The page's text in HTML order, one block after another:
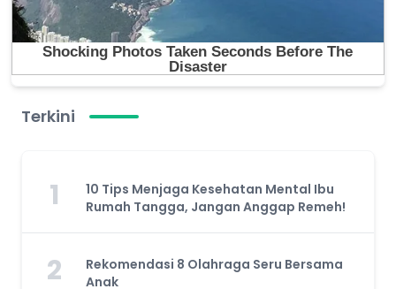
Terkini
1
10 Tips Menjaga Kesehatan Mental Ibu
Rumah Tangga, Jangan Anggap Remeh!
2
Rekomendasi 8 Olahraga Seru Bersama
Anak